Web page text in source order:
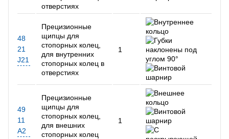
отверстиях
48
21
J21
Прецизионные
щипцы для
стопорных колец,
для внутренних
стопорных колец в
отверстиях
1
49
11
A2
Прецизионные
щипцы для
стопорных колец,
для внешних
стопорных колец
1